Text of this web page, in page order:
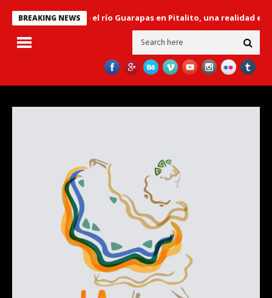
BREAKING NEWS
sobre el río Guarapas en Pitalito, una realidad en el